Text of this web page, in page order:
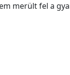
merült fel a